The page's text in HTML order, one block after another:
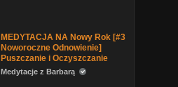
MEDYTACJA NA Nowy Rok [#3
Noworoczne Odnowienie]
Puszczanie i Oczyszczanie
Medytacje z Barbarą